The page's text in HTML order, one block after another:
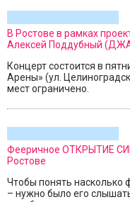
В Ростове в рамках
Алексей Поддубный
Концерт состоится в
Арены» (ул.
мест ограничено.
Фееричное ОТКРЫТИЕ
Ростове
Чтобы понять насколько
– нужно было его